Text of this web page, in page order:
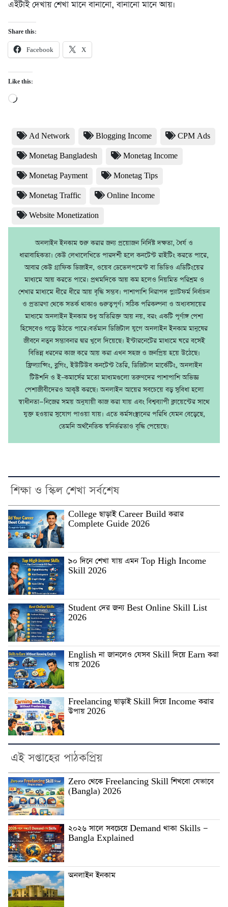
এইটাই দেখায় শেখা মানে বানানো, বানানো মানে আয়।
Share this:
Facebook X
Like this:
Loading…
Ad Network Blogging Income CPM Ads
Monetag Bangladesh Monetag Income
Monetag Payment Monetag Tips
Monetag Traffic Online Income
Website Monetization
অনলাইন ইনকাম শুরু করার জন্য প্রয়োজন নির্দিষ্ট দক্ষতা, ধৈর্য ও
ধারাবাহিকতা। কেউ লেখালেখিতে পারদর্শী হলে কনটেন্ট রাইটিং করতে পারে,
আবার কেউ গ্রাফিক ডিজাইন, ওয়েব ডেভেলপমেন্ট বা ভিডিও এডিটিংয়ের
মাধ্যমে আয় করতে পারে। প্রথমদিকে আয় কম হলেও নিয়মিত পরিশ্রম ও
শেখার মাধ্যমে ধীরে ধীরে আয় বৃদ্ধি সম্ভব। পাশাপাশি নিরাপদ প্ল্যাটফর্ম নির্বাচন
ও প্রতারণা থেকে সতর্ক থাকাও গুরুত্বপূর্ণ। সঠিক পরিকল্পনা ও অধ্যবসায়ের
মাধ্যমে অনলাইন ইনকাম শুধু অতিরিক্ত আয় নয়, বরং একটি পূর্ণাঙ্গ পেশা
হিসেবেও গড়ে উঠতে পারে।বর্তমান ডিজিটাল যুগে অনলাইন ইনকাম মানুষের
জীবনে নতুন সম্ভাবনার দ্বার খুলে দিয়েছে। ইন্টারনেটের মাধ্যমে ঘরে বসেই
বিভিন্ন ধরনের কাজ করে আয় করা এখন সহজ ও জনপ্রিয় হয়ে উঠেছে।
ফ্রিল্যান্সিং, ব্লগিং, ইউটিউব কনটেন্ট তৈরি, ডিজিটাল মার্কেটিং, অনলাইন
টিউশনি ও ই–কমার্সের মতো মাধ্যমগুলো তরুণদের পাশাপাশি অভিজ্ঞ
পেশাজীবীদেরও আকৃষ্ট করছে। অনলাইন আয়ের সবচেয়ে বড় সুবিধা হলো
স্বাধীনতা—নিজের সময় অনুযায়ী কাজ করা যায় এবং বিশ্বব্যাপী ক্লায়েন্টের সাথে
যুক্ত হওয়ার সুযোগ পাওয়া যায়। এতে কর্মসংস্থানের পরিধি যেমন বেড়েছে,
তেমনি অর্থনৈতিক স্বনির্ভরতাও বৃদ্ধি পেয়েছে।
শিক্ষা ও স্কিল শেখা সর্বশেষ
College ছাড়াই Career Build করার
Complete Guide 2026
৯০ দিনে শেখা যায় এমন Top High Income
Skill 2026
Student দের জন্য Best Online Skill List
2026
English না জানলেও যেসব Skill দিয়ে Earn করা
যায় 2026
Freelancing ছাড়াই Skill দিয়ে Income করার
উপায় 2026
এই সপ্তাহের পাঠকপ্রিয়
Zero থেকে Freelancing Skill শিখবো যেভাবে
(Bangla) 2026
২০২৬ সালে সবচেয়ে Demand থাকা Skills —
Bangla Explained
অনলাইন ইনকাম